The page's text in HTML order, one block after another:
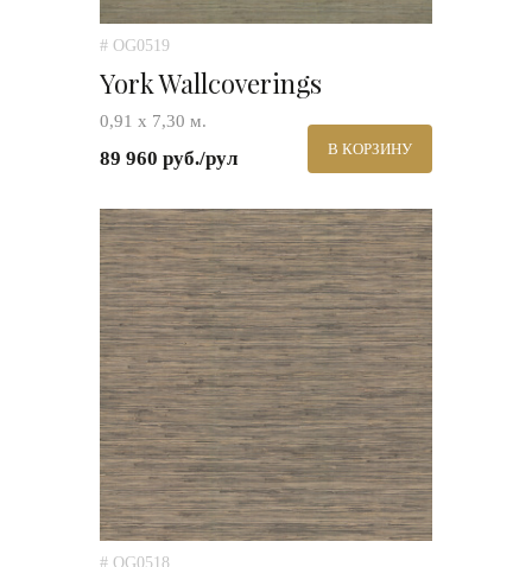
# OG0519
York Wallcoverings
0,91 х 7,30 м.
89 960 руб./рул В КОРЗИНУ
# OG0518